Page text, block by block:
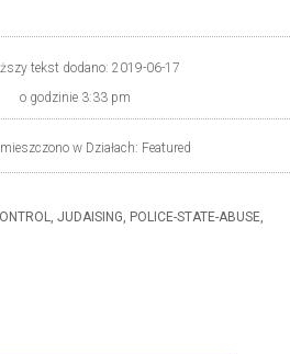
tekst dodano: 2019-06-17
o godzinie 3:33 pm
w Działach: Featured
, JUDAISING, POLICE-STATE-ABUSE,